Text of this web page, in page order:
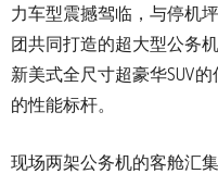
力车型震撼驾临，与停机
团共同打造的超大型公务
新美式全尺寸超豪华SUV
的性能标杆。
现场两架公务机的客舱汇